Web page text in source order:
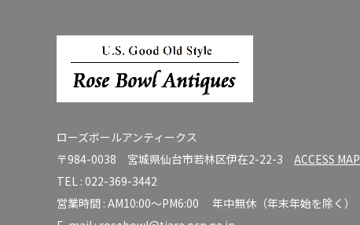
ローズボールアンティークス
〒984-0038 宮城県仙台市若林区伊在2-22-3 ACCESS MAP
TEL : 022-369-3442
営業時間 : AM10:00～PM6:00 年中無休（年末年始を除く）